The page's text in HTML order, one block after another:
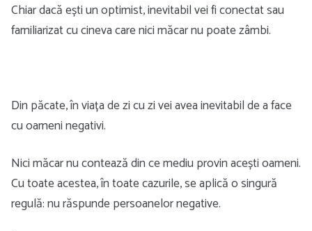
Chiar dacă ești un optimist, inevitabil vei fi conectat sau
familiarizat cu cineva care nici măcar nu poate zâmbi.
Din păcate, în viața de zi cu zi vei avea inevitabil de a face
cu oameni negativi.
Nici măcar nu contează din ce mediu provin acești oameni.
Cu toate acestea, în toate cazurile, se aplică o singură
regulă: nu răspunde persoanelor negative.